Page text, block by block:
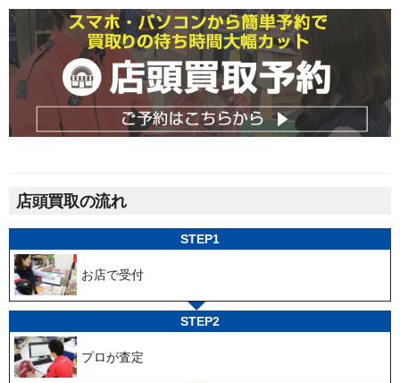
店頭買取の流れ
STEP1
お店で受付
STEP2
プロが査定